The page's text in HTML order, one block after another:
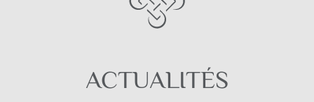
ACTUALITÉS